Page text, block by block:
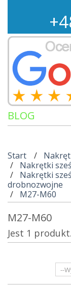
+
BLOG
Start
Nakrętki
Nakrętki
drobnozwojne
M27-M60
M27-M60
Jest 1 produkt.